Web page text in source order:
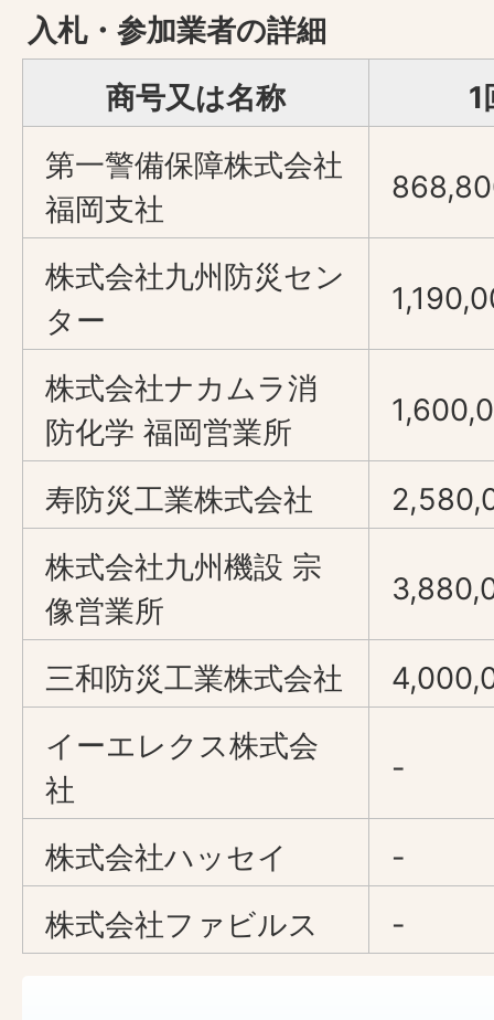
入札・参加業者の詳細
商号又は名称
1
第一警備保障株式会社
福岡支社
株式会社九州防災セン
ター
株式会社ナカムラ消
防化学 福岡営業所
寿防災工業株式会社
株式会社九州機設 宗
像営業所
三和防災工業株式会社
イーエレクス株式会
社
-
株式会社ハッセイ
-
株式会社ファビルス
-